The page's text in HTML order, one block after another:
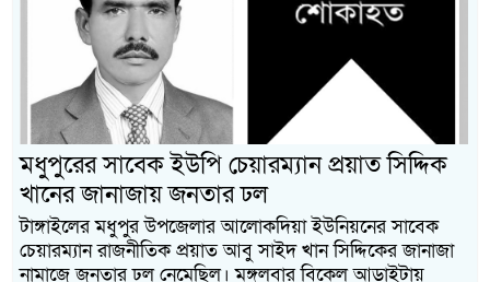
মধুপুরের সাবেক ইউপি চেয়ারম্যান প্রয়াত সিদ্দিক
খানের জানাজায় জনতার ঢল
টাঙ্গাইলের মধুপুর উপজেলার আলোকদিয়া ইউনিয়নের সাবেক
চেয়ারম্যান রাজনীতিক প্রয়াত আবু সাইদ খান সিদ্দিকের জানাজা
নামাজে জনতার ঢল নেমেছিল। মঙ্গলবার বিকেল আড়াইটায়